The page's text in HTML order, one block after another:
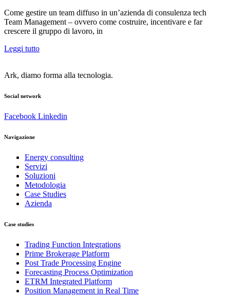
Come gestire un team diffuso in un’azienda di consulenza tech
Team Management – ovvero come costruire, incentivare e far
crescere il gruppo di lavoro, in
Leggi tutto
Ark, diamo forma alla tecnologia.
Social network
Facebook Linkedin
Navigazione
Energy consulting
Servizi
Soluzioni
Metodologia
Case Studies
Azienda
Case studies
Trading Function Integrations
Prime Brokerage Platform
Post Trade Processing Engine
Forecasting Process Optimization
ETRM Integrated Platform
Position Management in Real Time